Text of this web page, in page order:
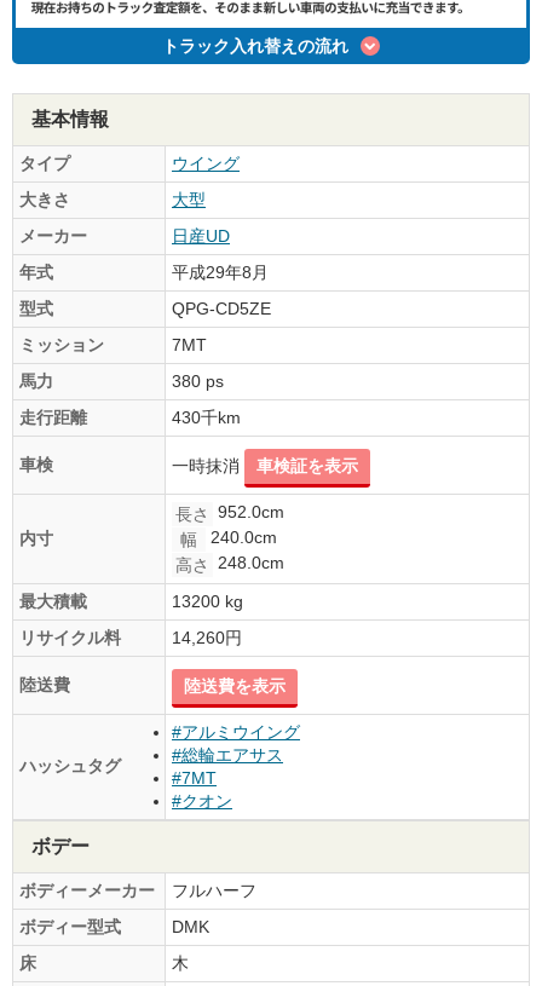
トラック入れ替えの流れ
基本情報
タイプ
ウイング
大きさ
大型
メーカー
日産UD
年式
平成29年8月
型式
QPG-CD5ZE
ミッション
7MT
馬力
380 ps
走行距離
430千km
車検 一時抹消 車検証を表示
内寸
長さ
952.0cm
幅
240.0cm
高さ
248.0cm
最大積載
13200 kg
リサイクル料
14,260円
陸送費 陸送費を表示
ハッシュタグ
#アルミウイング
#総輪エアサス
#7MT
#クオン
ボデー
ボディーメーカー
フルハーフ
ボディー型式
DMK
床
木